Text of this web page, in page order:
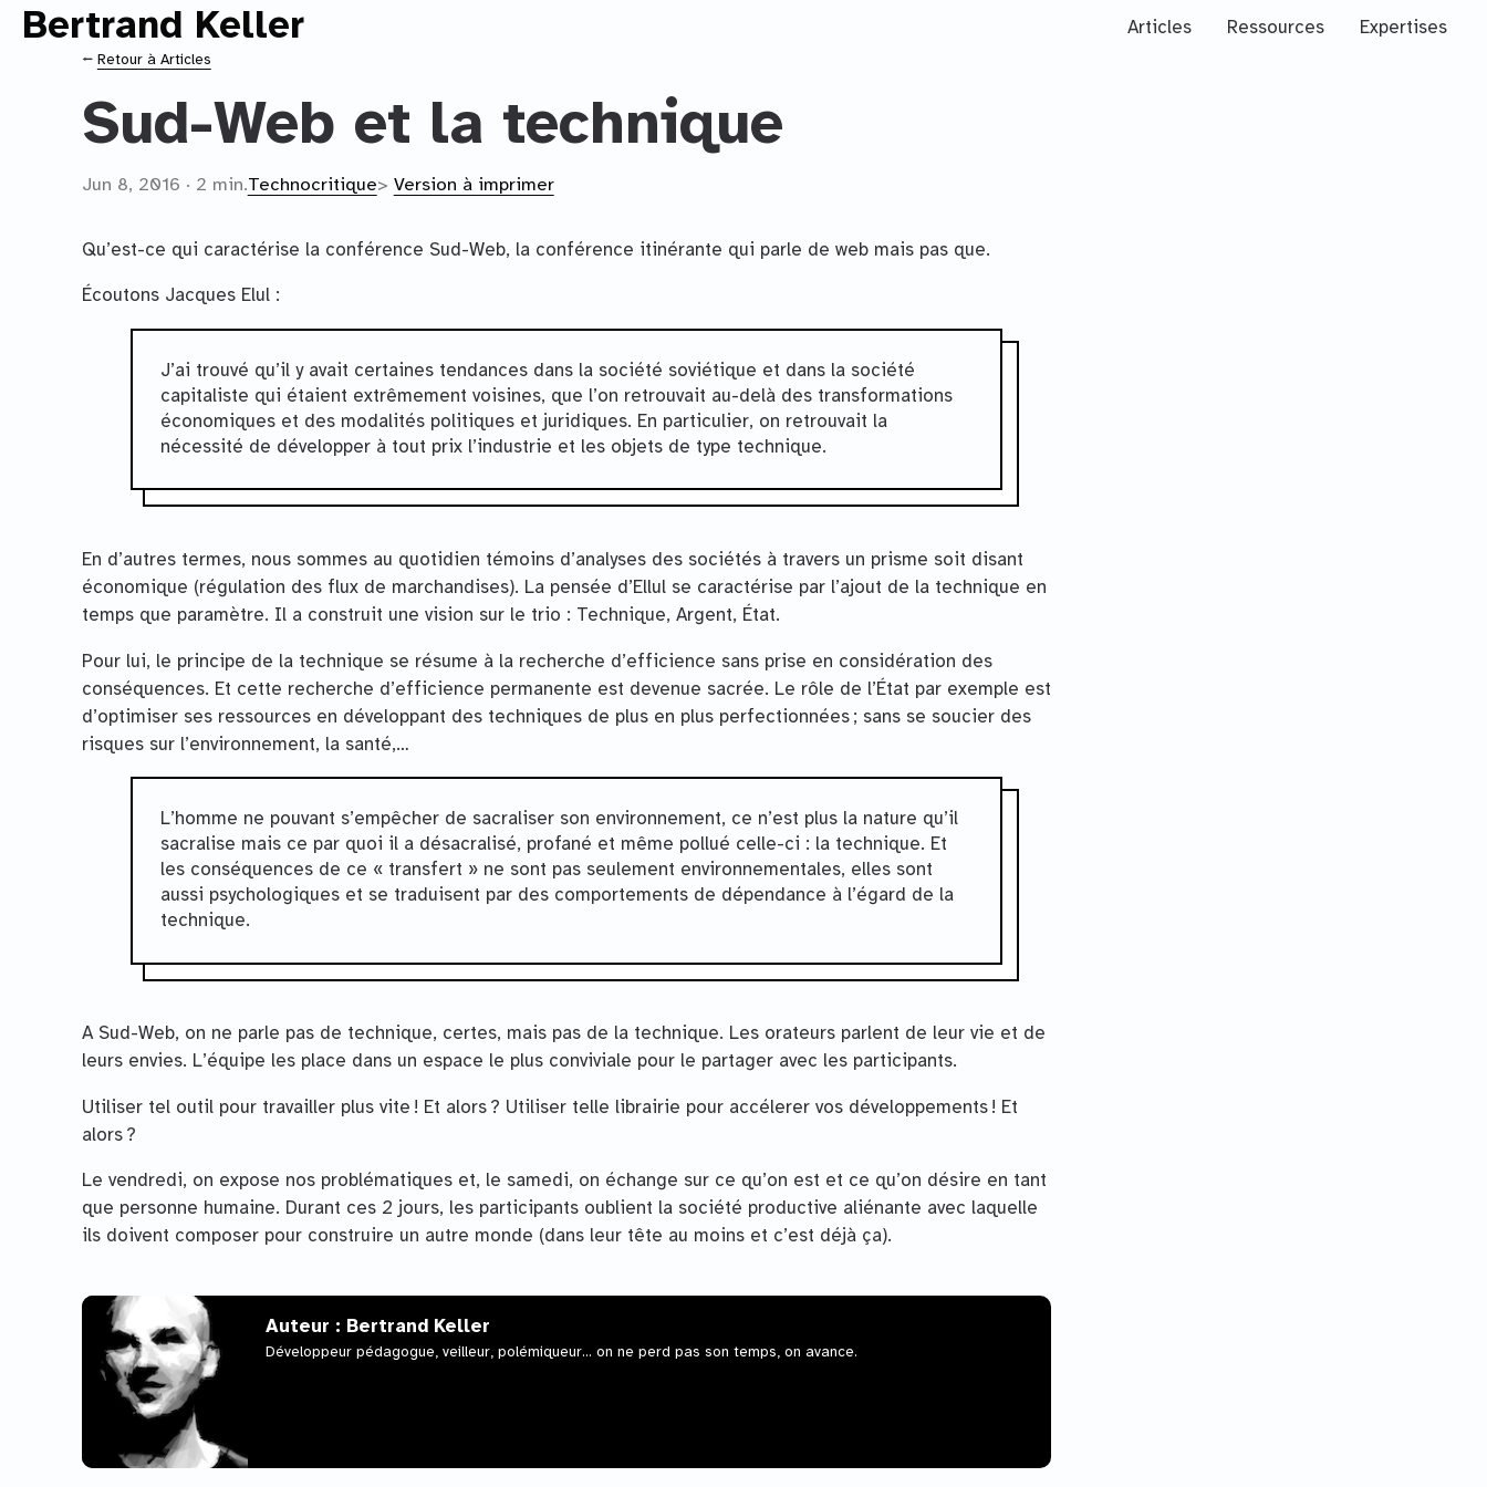
Contenu principal
Bertrand Keller Articles Ressources Expertises
⭠ Retour à Articles
Sud-Web et la technique
Jun 8, 2016 · 2 min.Technocritique> Version à imprimer
Qu’est-ce qui caractérise la conférence Sud-Web, la conférence itinérante qui parle de web mais pas que.
Écoutons Jacques Elul :
J’ai trouvé qu’il y avait certaines tendances dans la société soviétique et dans la société
capitaliste qui étaient extrêmement voisines, que l’on retrouvait au-delà des transformations
économiques et des modalités politiques et juridiques. En particulier, on retrouvait la
nécessité de développer à tout prix l’industrie et les objets de type technique.
En d’autres termes, nous sommes au quotidien témoins d’analyses des sociétés à travers un prisme soit disant
économique (régulation des flux de marchandises). La pensée d’Ellul se caractérise par l’ajout de la technique en
temps que paramètre. Il a construit une vision sur le trio : Technique, Argent, État.
Pour lui, le principe de la technique se résume à la recherche d’efficience sans prise en considération des
conséquences. Et cette recherche d’efficience permanente est devenue sacrée. Le rôle de l’État par exemple est
d’optimiser ses ressources en développant des techniques de plus en plus perfectionnées ; sans se soucier des
risques sur l’environnement, la santé,…
L’homme ne pouvant s’empêcher de sacraliser son environnement, ce n’est plus la nature qu’il
sacralise mais ce par quoi il a désacralisé, profané et même pollué celle-ci : la technique. Et
les conséquences de ce « transfert » ne sont pas seulement environnementales, elles sont
aussi psychologiques et se traduisent par des comportements de dépendance à l’égard de la
technique.
A Sud-Web, on ne parle pas de technique, certes, mais pas de la technique. Les orateurs parlent de leur vie et de
leurs envies. L’équipe les place dans un espace le plus conviviale pour le partager avec les participants.
Utiliser tel outil pour travailler plus vite ! Et alors ? Utiliser telle librairie pour accélerer vos développements ! Et
alors ?
Le vendredi, on expose nos problématiques et, le samedi, on échange sur ce qu’on est et ce qu’on désire en tant
que personne humaine. Durant ces 2 jours, les participants oublient la société productive aliénante avec laquelle
ils doivent composer pour construire un autre monde (dans leur tête au moins et c’est déjà ça).
Auteur : Bertrand Keller
Développeur pédagogue, veilleur, polémiqueur... on ne perd pas son temps, on avance.